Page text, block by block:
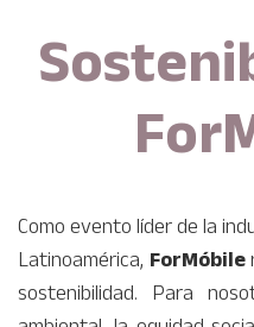
Comprometida con
planeta,ForMóbile
redes de conocimiento
futuro e impulsar la
Como evento líder de la
Latinoamérica, ForMóbile
sostenibilidad. Para